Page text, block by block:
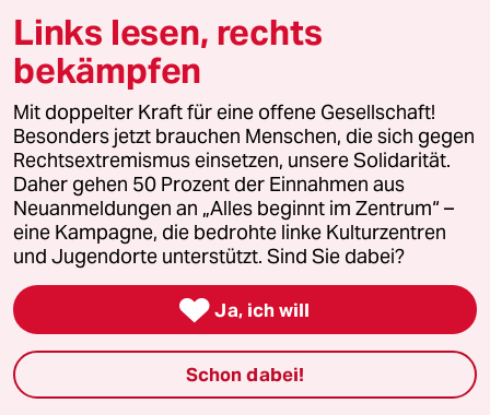
föderalen Bürokratie zur
Armutsverwaltung zu ernähren, die
im Gegenteil zu vielen
Armutsbetroffenen noch nicht einmal
ihre Kassenbeiträge selber zahlen
müssen. Und von fremden Leuten
nachgezählt zu bekommen, was man
sich leisten kann und will, ist übrigens
ein ganz zentraler Punkt der
Armutsbetroffenheit - eigentlich gut,
dass Sie darauf aufmerksam machen.
Unter solchen Bedingungen
Journalistin zu werden ist auch nicht
ganz einfach.
Links lesen, rechts
bekämpfen
Mit doppelter Kraft für eine offene Gesellschaft!
Besonders jetzt brauchen Menschen, die sich gegen
Rechtsextremismus einsetzen, unsere Solidarität.
Daher gehen 50 Prozent der Einnahmen aus
Neuanmeldungen an „Alles beginnt im Zentrum“ –
eine Kampagne, die bedrohte linke Kulturzentren
und Jugendorte unterstützt. Sind Sie dabei?
 Ja, ich will
Schon dabei!